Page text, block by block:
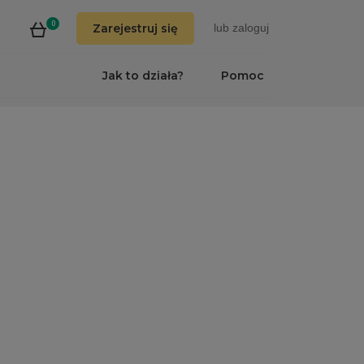
0 Zarejestruj się lub zaloguj
Pomoc
Jak to działa?